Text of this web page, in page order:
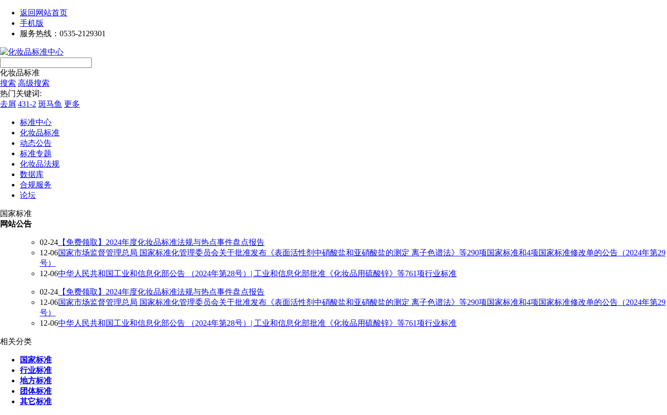
返回网站首页
手机版
服务热线：0535-2129301
化妆品标准
搜索 高级搜索
热门关键词:
去屑 431-2 斑马鱼 更多
标准中心
化妆品标准
动态公告
标准专题
化妆品法规
数据库
合规服务
论坛
国家标准
网站公告
02-24 【免费领取】2024年度化妆品标准法规与热点事件盘点报告
12-06国家市场监督管理总局 国家标准化管理委员会关于批准发布《表面活性剂中硝酸盐和亚硝酸盐的测定 离子色谱法》等290项国家标准和4项国家标准修改单的公告（2024年第29
号）
12-06中华人民共和国工业和信息化部公告 （2024年第28号）| 工业和信息化部批准《化妆品用硫酸锌》等761项行业标准
02-24 【免费领取】2024年度化妆品标准法规与热点事件盘点报告
12-06国家市场监督管理总局 国家标准化管理委员会关于批准发布《表面活性剂中硝酸盐和亚硝酸盐的测定 离子色谱法》等290项国家标准和4项国家标准修改单的公告（2024年第29
号）
12-06中华人民共和国工业和信息化部公告 （2024年第28号）| 工业和信息化部批准《化妆品用硫酸锌》等761项行业标准
相关分类
国家标准
行业标准
地方标准
团体标准
其它标准